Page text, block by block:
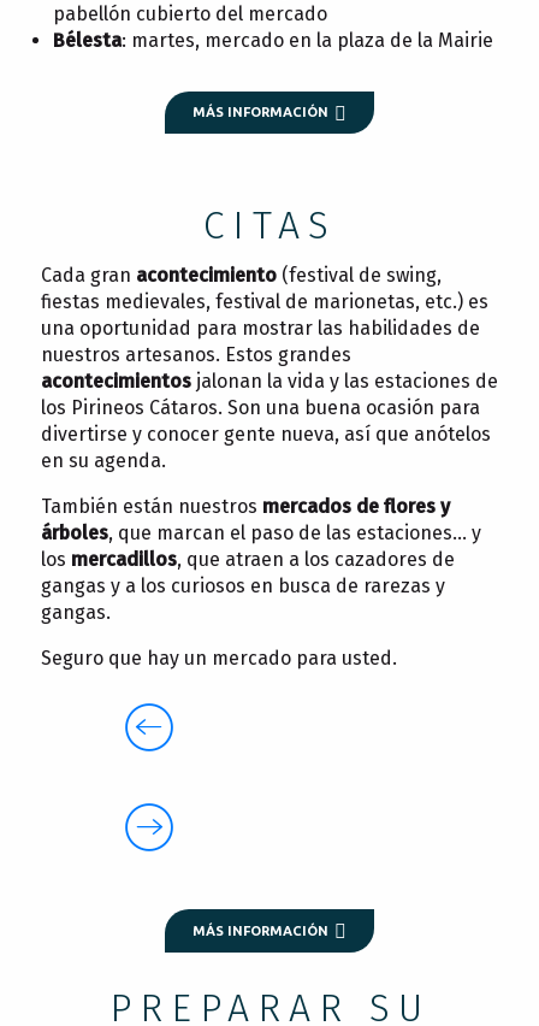
pabellón cubierto del mercado
Bélesta: martes, mercado en la plaza de la Mairie
MÁS INFORMACIÓN
CITAS
Cada gran acontecimiento (festival de swing,
fiestas medievales, festival de marionetas, etc.) es
una oportunidad para mostrar las habilidades de
nuestros artesanos. Estos grandes
acontecimientos jalonan la vida y las estaciones de
los Pirineos Cátaros. Son una buena ocasión para
divertirse y conocer gente nueva, así que anótelos
en su agenda.
También están nuestros mercados de flores y
árboles, que marcan el paso de las estaciones… y
los mercadillos, que atraen a los cazadores de
gangas y a los curiosos en busca de rarezas y
gangas.
Seguro que hay un mercado para usted.
MÁS INFORMACIÓN
PREPARAR SU